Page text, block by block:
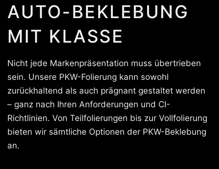
AUTO-BEKLEBUNG
MIT KLASSE
Nicht jede Markenpräsentation muss übertrieben
sein. Unsere PKW-Folierung kann sowohl
zurückhaltend als auch prägnant gestaltet werden
– ganz nach Ihren Anforderungen und CI-
Richtlinien. Von Teilfolierungen bis zur Vollfolierung
bieten wir sämtliche Optionen der PKW-Beklebung
an.